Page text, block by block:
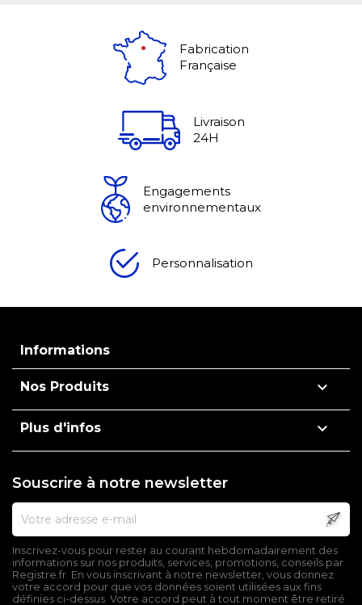
Fabrication
Française
Livraison
24H
Engagements
environnementaux
Personnalisation
Informations
Nos Produits 
Plus d'infos 
Souscrire à notre newsletter
Inscrivez-vous pour rester au courant hebdomadairement des
informations sur nos produits, services, promotions, conseils par
Registre.fr. En vous inscrivant à notre newsletter, vous donnez
votre accord pour que vos données soient utilisées aux fins
définies ci-dessus. Votre accord peut à tout moment être retiré